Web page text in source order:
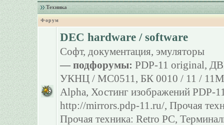
Техника
Форум
DEC hardware / software
Софт, документация, эмуляторы
— подфорумы: PDP-11 original ,
УКНЦ / МС0511 , БК 0010 / 11 / 11M
Alpha, Хостинг изображений PDP-
http://mirrors.pdp-11.ru/, Прочая
Прочая техника: Retro PC,